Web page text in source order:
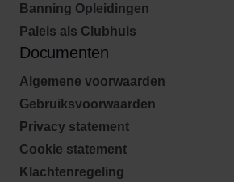
Banning Opleidingen
Paleis als Clubhuis
Documenten
Algemene voorwaarden
Gebruiksvoorwaarden
Privacy statement
Cookie statement
Klachtenregeling